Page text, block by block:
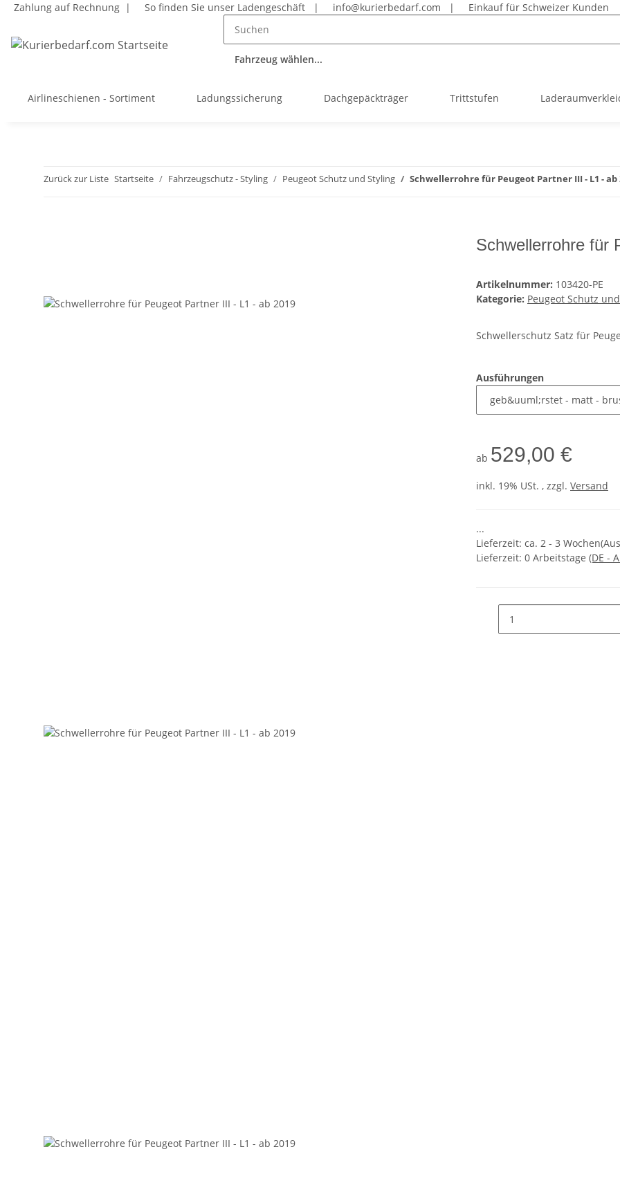
Zahlung auf Rechnung | So finden Sie unser Ladengeschäft | info@kurierbedarf.com | Einkauf für Schweizer Kunden
Fahrzeug wählen...
Airlineschienen - Sortiment Ladungssicherung Dachgepäckträger Trittstufen
Zurück zur Liste Startseite Fahrzeugschutz - Styling Peugeot Schutz und Styling Schwellerrohre für Peugeot Partner III - L1 - ab
Schwellerrohre für
Artikelnummer: 103420-PE
Kategorie: Peugeot Schutz
Schwellerschutz Satz für
Ausführungen
ab 529,00 €
inkl. 19% USt. , zzgl. Versand
...
Lieferzeit: ca. 2 - 3
Lieferzeit: 0 Arbeitstage (DE -